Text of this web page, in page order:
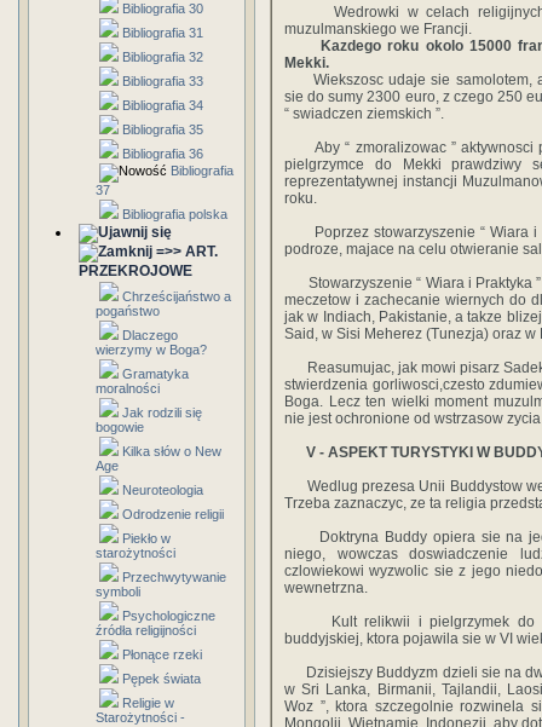
Bibliografia 30
Bibliografia 31
Bibliografia 32
Bibliografia 33
Bibliografia 34
Bibliografia 35
Bibliografia 36
Bibliografia
37
Bibliografia polska
=>> ART.
PRZEKROJOWE
Chrześcijaństwo a
pogaństwo
Dlaczego
wierzymy w Boga?
Gramatyka
moralności
Jak rodzili się
bogowie
Kilka słów o New
Age
Neuroteologia
Odrodzenie religii
Piekło w
starożytności
Przechwytywanie
symboli
Psychologiczne
źródła religijności
Płonące rzeki
Pępek świata
Religie w
Starożytności -
Wedrowki w celach religijnych
muzulmanskiego we Francji.
Kazdego roku okolo 15000
Mekki.
Wiekszosc udaje sie samolotem, a
sie do sumy 2300 euro, z czego 250
“ swiadczen ziemskich ”.
Aby “ zmoralizowac ” aktywnosci
pielgrzymce do Mekki prawdziwy
reprezentatywnej instancji
roku.
Poprzez stowarzyszenie “ Wiara i
podroze, majace na celu otwieranie
Stowarzyszenie “ Wiara i Praktyka
meczetow i zachecanie wiernych do
jak w Indiach, Pakistanie, a takze
Said, w Sisi Meherez (Tunezja) oraz w
Reasumujac, jak mowi pisarz
stwierdzenia gorliwosci,czesto
Boga. Lecz ten wielki moment
nie jest ochronione od wstrzasow
V - ASPEKT TURYSTYKI W
Wedlug prezesa Unii Buddystow
Trzeba zaznaczyc, ze ta religia
Doktryna Buddy opiera sie na
niego, wowczas doswiadczenie
czlowiekowi wyzwolic sie z jego
wewnetrzna.
Kult relikwii i pielgrzymek do
buddyjskiej, ktora pojawila sie w VI
Dzisiejszy Buddyzm dzieli sie na
w Sri Lanka, Birmanii, Tajlandii,
Woz ”, ktora szczegolnie rozwinela
Mongolii, Wietnamie, Indonezji, aby